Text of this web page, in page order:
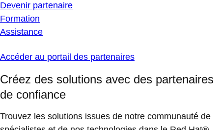
Devenir partenaire
Formation
Assistance
Accéder au portail des partenaires
Créez des solutions avec des partenaires
de confiance
Trouvez les solutions issues de notre communauté de